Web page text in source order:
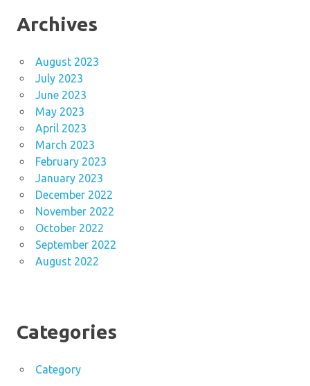
Archives
August 2023
July 2023
June 2023
May 2023
April 2023
March 2023
February 2023
January 2023
December 2022
November 2022
October 2022
September 2022
August 2022
Categories
Category